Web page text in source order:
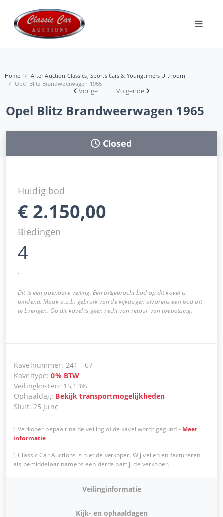
Home
After Auction Classics, Sports Cars & Youngtimers Uithoorn
Opel Blitz Brandweerwagen 1965
Vorige Volgende
Opel Blitz Brandweerwagen 1965
Closed
Huidig bod
€ 2.150,00
Biedingen
4
.
Dit is een openbare veiling. Een uitgebracht bod op dit kavel is
bindend. Maak a.u.b. gebruik van de kijkdagen alvorens een bod uit
te brengen. Op dit kavel is geen recht van retour van toepassing.
Kavelnummer: 241 - 67
Kaveltype:0% BTW
Veilingkosten: 15,13%
Ophaaldag: Bekijk transportmogelijkheden
Sluit: 25 June
Verkoper bepaalt na de veiling of de kavel wordt gegund - Meer
informatie
Classic Car Auctions is niet de verkoper. Wij veilen en factureren
als bemiddelaar namens een derde partij, de verkoper.
Veilinginformatie
Kijk- en ophaaldagen